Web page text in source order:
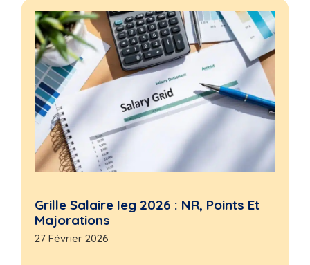
Grille Salaire Ieg 2026 : NR, Points Et
Majorations
27 Février 2026